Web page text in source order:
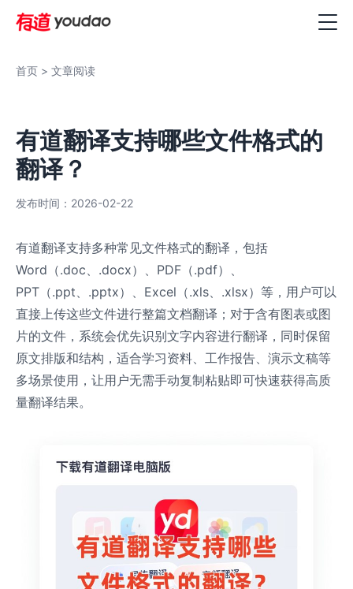
首页 > 文章阅读
有道翻译支持哪些文件格式的
翻译？
发布时间：2026-02-22
有道翻译支持多种常见文件格式的翻译，包括
Word（.doc、.docx）、PDF（.pdf）、
PPT（.ppt、.pptx）、Excel（.xls、.xlsx）等，用户可以
直接上传这些文件进行整篇文档翻译；对于含有图表或图
片的文件，系统会优先识别文字内容进行翻译，同时保留
原文排版和结构，适合学习资料、工作报告、演示文稿等
多场景使用，让用户无需手动复制粘贴即可快速获得高质
量翻译结果。